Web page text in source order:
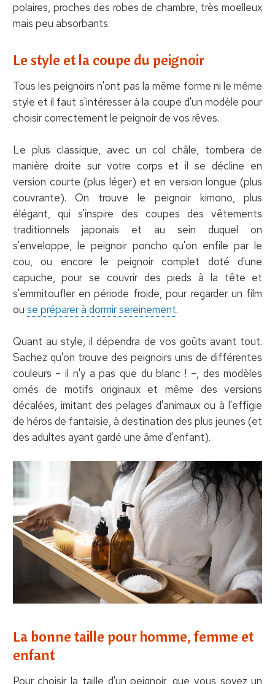
polaires, proches des robes de chambre, très moelleux
mais peu absorbants.
Le style et la coupe du peignoir
Tous les peignoirs n'ont pas la même forme ni le même
style et il faut s'intéresser à la coupe d'un modèle pour
choisir correctement le peignoir de vos rêves.
Le plus classique, avec un col châle, tombera de
manière droite sur votre corps et il se décline en
version courte (plus léger) et en version longue (plus
couvrante). On trouve le peignoir kimono, plus
élégant, qui s'inspire des coupes des vêtements
traditionnels japonais et au sein duquel on
s'enveloppe, le peignoir poncho qu'on enfile par le
cou, ou encore le peignoir complet doté d'une
capuche, pour se couvrir des pieds à la tête et
s'emmitoufler en période froide, pour regarder un film
ou se préparer à dormir sereinement.
Quant au style, il dépendra de vos goûts avant tout.
Sachez qu'on trouve des peignoirs unis de différentes
couleurs – il n'y a pas que du blanc ! –, des modèles
ornés de motifs originaux et même des versions
décalées, imitant des pelages d'animaux ou à l'effigie
de héros de fantaisie, à destination des plus jeunes (et
des adultes ayant gardé une âme d'enfant).
La bonne taille pour homme, femme et
enfant
Pour choisir la taille d'un peignoir, que vous soyez un